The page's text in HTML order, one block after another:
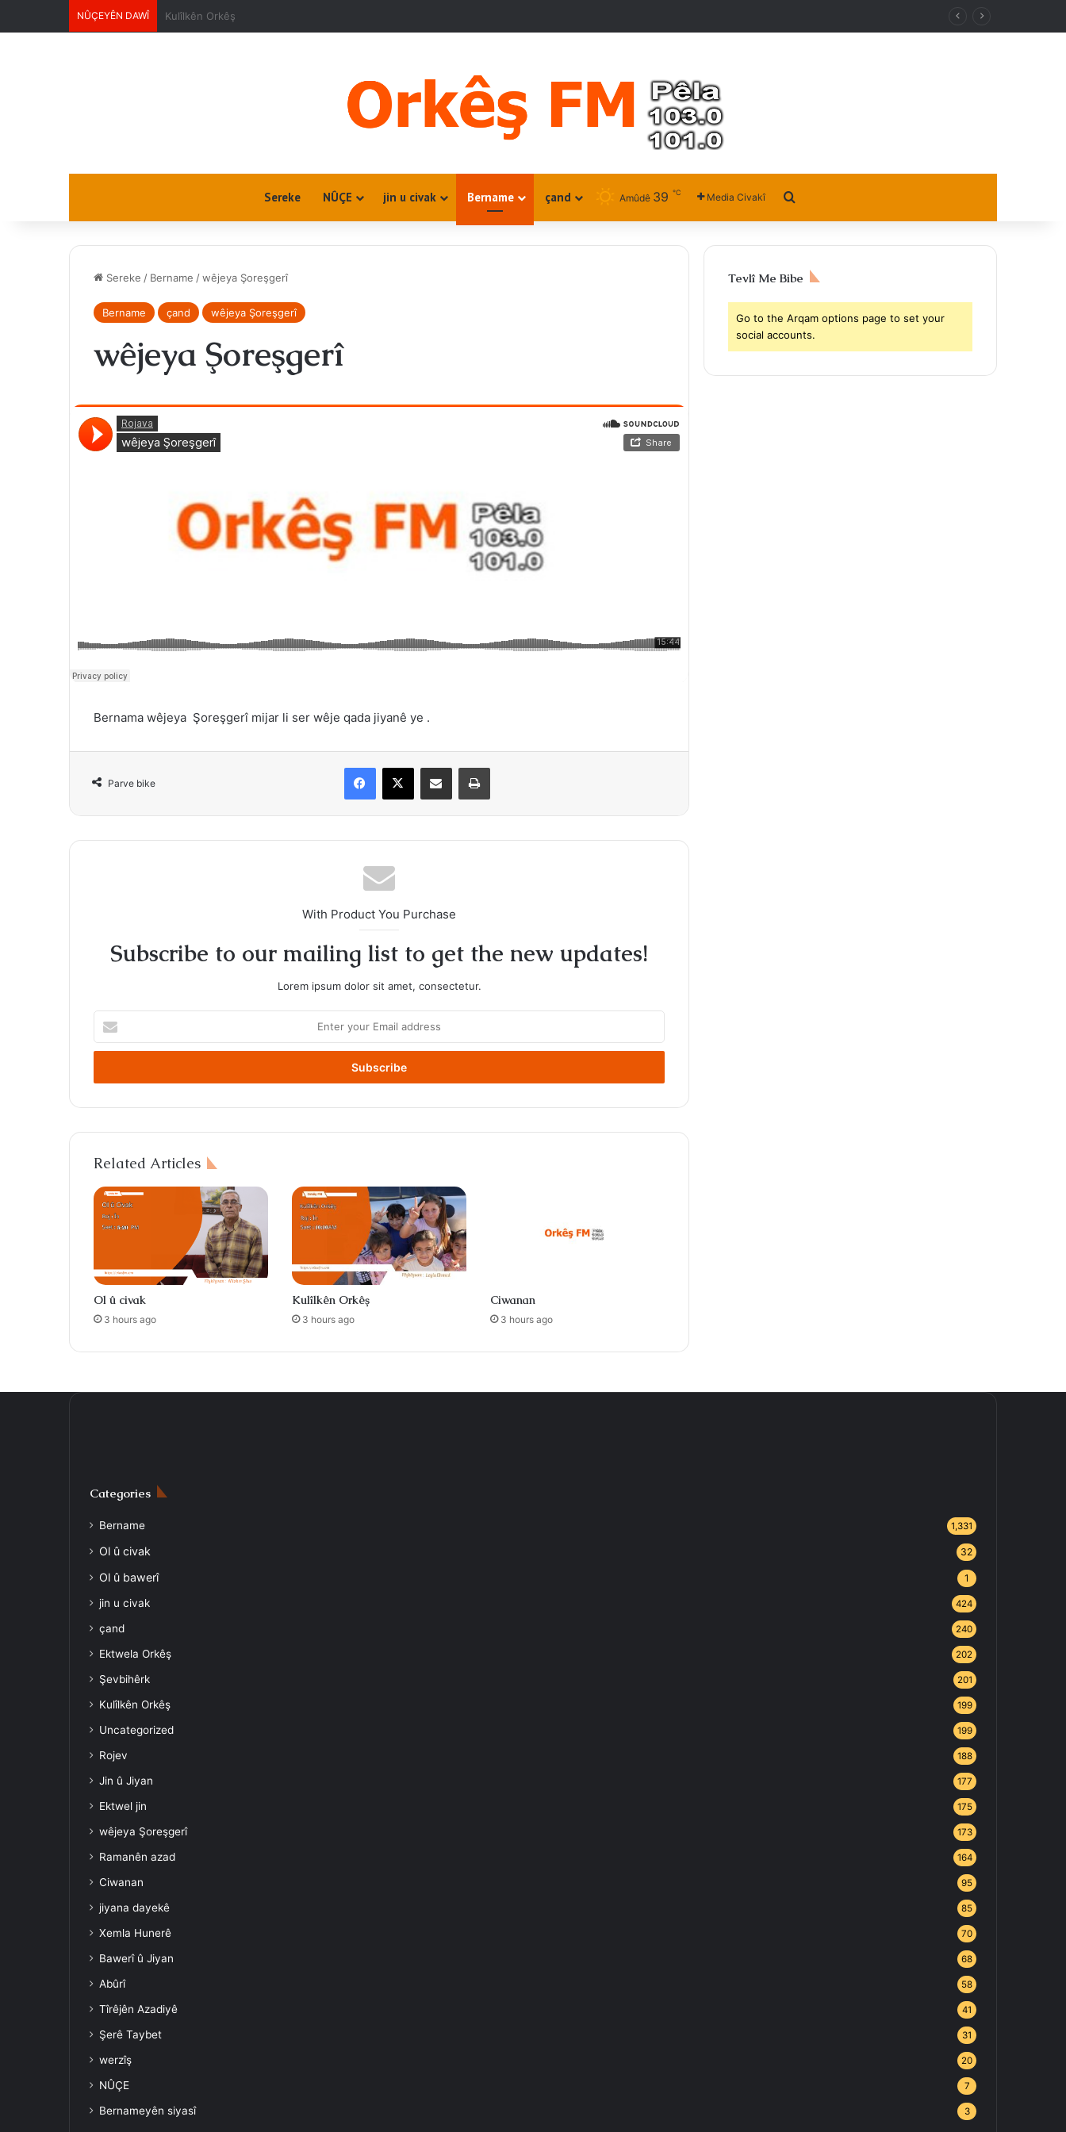
NÛÇEYÊN DAWÎ Ciwanan
Sereke NÛÇE jin u civak Bername çand Amûdê 39 ℃ Media Civakî
Sereke / Bername /wêjeya Şoreşgerî
Bername çand wêjeya Şoreşgerî
wêjeya Şoreşgerî
Bernama wêjeya Şoreşgerî mijar li ser wêje qada jiyanê ye .
Parve bike
Facebook
X Share via Email Print
With Product You Purchase
Subscribe to our mailing list to get the new updates!
Lorem ipsum dolor sit amet, consectetur.
your
Email
Related Articles
Ol û civak
3 hours ago
Kulîlkên Orkêş
3 hours ago
Ciwanan
3 hours ago
Tevlî Me Bibe
Go to the Arqam options page to set your
social accounts.
Categories
Bername 1,331
Ol û civak 32
Ol û bawerî 1
jin u civak 424
çand 240
Ektwela Orkêş 202
Şevbihêrk 201
Kulîlkên Orkêş 199
Uncategorized 199
Rojev 188
Jin û Jiyan 177
Ektwel jin 175
wêjeya Şoreşgerî 173
Ramanên azad 164
Ciwanan 95
jiyana dayekê 85
Xemla Hunerê 70
Bawerî û Jiyan 68
Abûrî 58
Tîrêjên Azadiyê 41
Şerê Taybet 31
werzîş 20
NÛÇE 7
Bernameyên siyasî 3